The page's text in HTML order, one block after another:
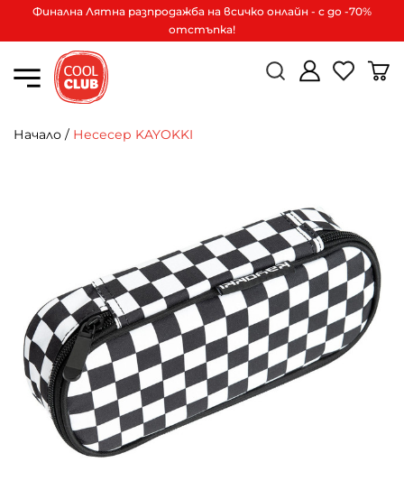
Финална Лятна разпродажба на всичко онлайн - с до -70%
отстъпка!
Начало / Несесер KAYOKKI